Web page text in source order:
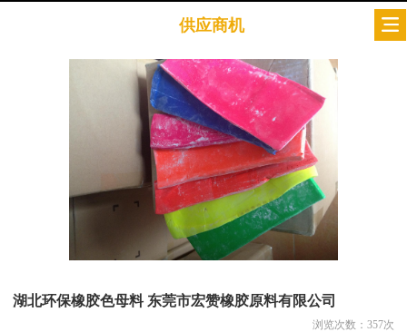
供应商机
湖北环保橡胶色母料 东莞市宏赞橡胶原料有限公司
浏览次数： 357次